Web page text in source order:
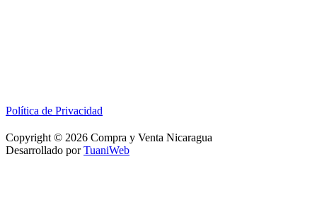
Política de Privacidad
Copyright © 2026 Compra y Venta Nicaragua
Desarrollado porTuaniWeb